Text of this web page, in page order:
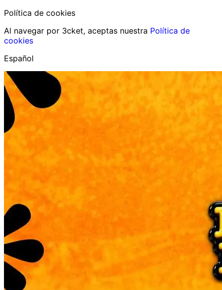
Política de cookies
Al navegar por 3cket, aceptas nuestra Política de
cookies
Español